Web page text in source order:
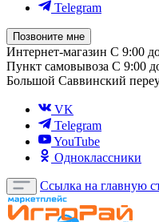
Telegram
Позвоните мне
Интернет-магазин С 9:00
Пункт самовывоза С 9:00
Большой Саввинский
VK
Telegram
YouTube
Одноклассники
Ссылка на главную